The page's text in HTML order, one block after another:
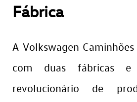
Fábrica
A Volkswagen
com duas fábricas e
revolucionário de